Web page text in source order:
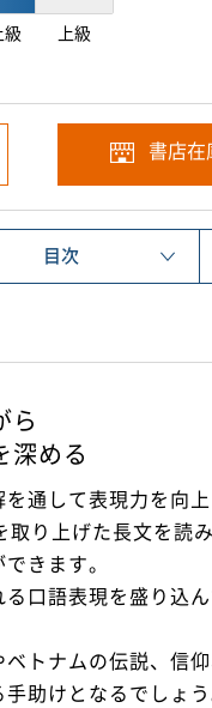
級 上級
書店
目次
ら
深める
通して表現力を向
り上げた長文を読
きます。
口語表現を盛り込
トナムの伝説、信
助けとなるでしょう